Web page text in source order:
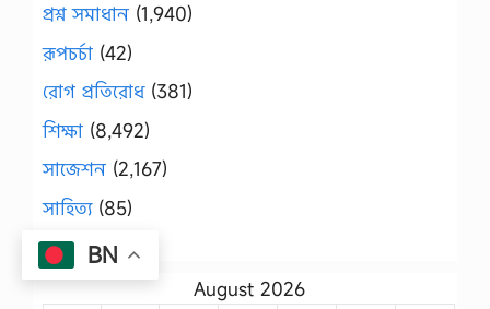
প্রশ্ন সমাধান (1,940)
রূপচর্চা (42)
রোগ প্রতিরোধ(381)
শিক্ষা (8,492)
সাজেশন (2,167)
সাহিত্য(85)
স্বাস্থ্য (833)
August 2026
BN